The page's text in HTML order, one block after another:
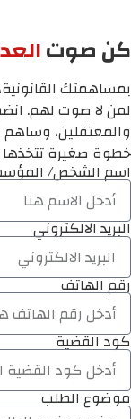
كن صوت
بمساهمتك
لمن لا صوت لهم.
والمعتقلين،
خطوة صغيرة تتخذها
اسم الشخص/
البريد الالكتروني
رقم الهاتف
كود القضية
موضوع الطلب